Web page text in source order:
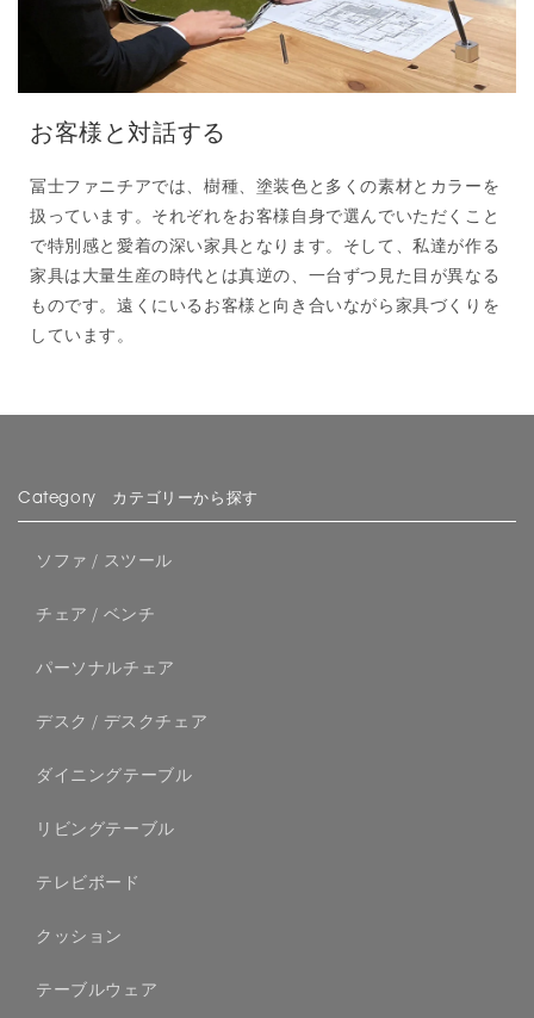
お客様と対話する
冨士ファニチアでは、樹種、塗装色と多くの素材とカラーを
扱っています。それぞれをお客様自身で選んでいただくこと
で特別感と愛着の深い家具となります。そして、私達が作る
家具は大量生産の時代とは真逆の、一台ずつ見た目が異なる
ものです。遠くにいるお客様と向き合いながら家具づくりを
しています。
Category カテゴリーから探す
ソファ / スツール
チェア / ベンチ
パーソナルチェア
デスク / デスクチェア
ダイニングテーブル
リビングテーブル
テレビボード
クッション
テーブルウェア